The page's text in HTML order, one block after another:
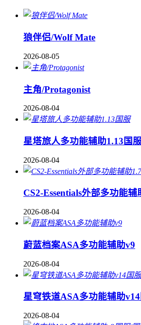
狼伴侣/Wolf Mate
2026-08-05
主角/Protagonist
2026-08-04
星塔旅人多功能辅助1.13国
2026-08-04
CS2-Essentials外部多功能辅
2026-08-04
蔚蓝档案ASA多功能辅助v9
2026-08-04
星穹铁道ASA多功能辅助
2026-08-04